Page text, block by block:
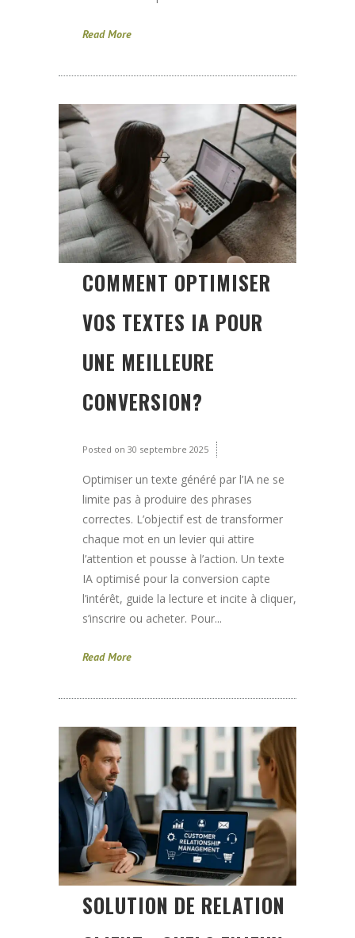
Read More
COMMENT OPTIMISER
VOS TEXTES IA POUR
UNE MEILLEURE
CONVERSION?
Posted on 30 septembre 2025
Optimiser un texte généré par l’IA ne se
limite pas à produire des phrases
correctes. L’objectif est de transformer
chaque mot en un levier qui attire
l’attention et pousse à l’action. Un texte
IA optimisé pour la conversion capte
l’intérêt, guide la lecture et incite à cliquer,
s’inscrire ou acheter. Pour...
Read More
SOLUTION DE RELATION